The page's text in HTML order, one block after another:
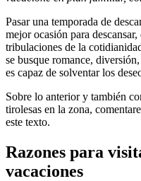
Pasar una temporada de
mejor ocasión para
tribulaciones de la
se busque romance,
es capaz de solventar los
Sobre lo anterior y también
tirolesas en la zona,
este texto.
Razones para
vacaciones